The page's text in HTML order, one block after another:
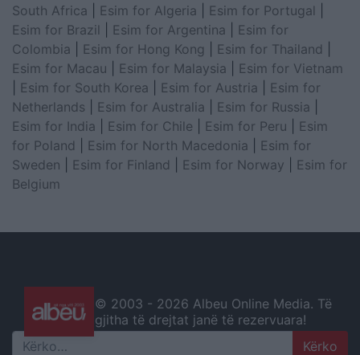
South Africa
Esim for Algeria Esim for Portugal
Esim for Brazil
Esim for Argentina
Esim for
Colombia
Esim for Hong Kong Esim for Thailand
Esim for Macau
Esim for Malaysia
Esim for Vietnam
Esim for South Korea Esim for Austria
Esim for
Netherlands
Esim for Australia Esim for Russia
Esim for India
Esim for Chile Esim for Peru
Esim
for Poland
Esim for North Macedonia
Esim for
Sweden
Esim for Finland Esim for Norway
Esim for
Belgium
© 2003 - 2026 Albeu Online Media. Të
gjitha të drejtat janë të rezervuara!